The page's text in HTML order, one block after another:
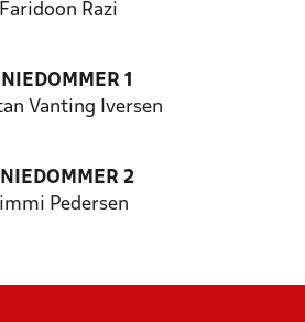
Faridoon Razi
1
Vanting Iversen
2
Pedersen